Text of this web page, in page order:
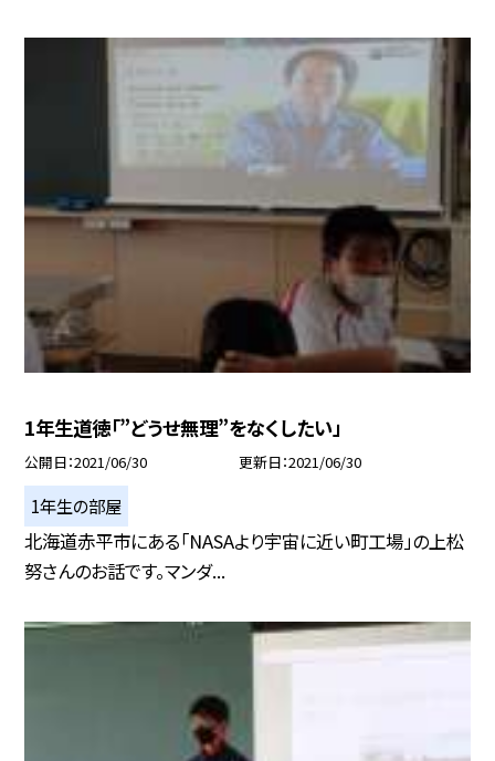
1年生道徳「”どうせ無理”をなくしたい」
公開日 2021/06/30 更新日 2021/06/30
1年生の部屋
北海道赤平市にある「NASAより宇宙に近い町工場」の上松
努さんのお話です。マンダ...